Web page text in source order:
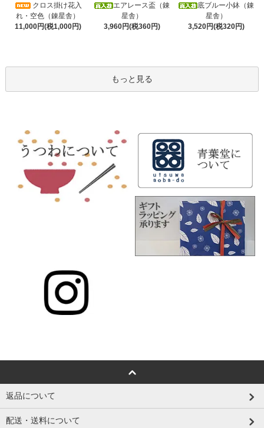
クロス掛け花入
れ・空色（錬星舎）
11,000円(税1,000円)
エアレース盃（錬
星舎）
3,960円(税360円)
底ブルー小鉢（錬
星舎）
3,520円(税320円)
もっと見る
返品について
配送・送料について